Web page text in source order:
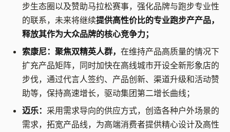
步生态圈以及赞助马拉松赛事，强化品牌与跑步专业性
的联系，未来将继续提供高性价比的专业跑步产产品，
释放其作为大众品牌的核心竞争力；
索康尼：聚焦双精英人群，在维持产品高质量的情况下
扩充产品矩阵，同时加快在高线城市开设全新形象店的
步伐，通过代言人签约、产品创新、渠道升级和活动赞
助等，保持高速增长，驱动集团第二增长曲线；
迈乐： 采用需求导向的供应方式，创造各种户外场景的
需求，拓宽产品线，为高端消费者提供精心设计及高性